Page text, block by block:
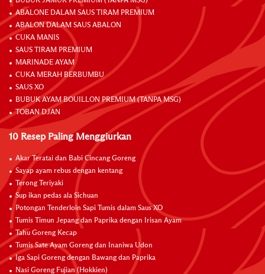
ABALONE DALAM SAUS TIRAM PREMIUM
ABALON DALAM SAUS ABALON
CUKA MANIS
SAUS TIRAM PREMIUM
MARINADE AYAM
CUKA MERAH BERBUMBU
SAUS XO
BUBUK AYAM BOUILLON PREMIUM (TANPA MSG)
TOBAN DJAN
10 Resep Paling Menggiurkan
Akar Teratai dan Babi Cincang Goreng
Sayap ayam rebus dengan kentang
Terong Teriyaki
Sup ikan pedas ala Sichuan
Potongan Tenderloin Sapi Tumis dalam Saus XO
Tumis Timun Jepang dan Paprika dengan Irisan Ayam
Tahu Goreng Kecap
Tumis Sate Ayam Goreng dan Inaniwa Udon
Iga Sapi Goreng dengan Bawang dan Paprika
Nasi Goreng Fujian (Hokkien)